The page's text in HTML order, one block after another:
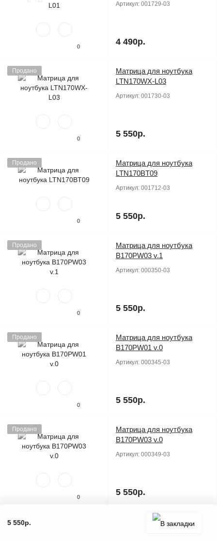
0
Артикул: 001729-03
4 490р.
Продано
0
Матрица для ноутбука
LTN170WX-L03
Артикул: 001730-03
5 550р.
Продано
0
Матрица для ноутбука
LTN170BT09
Артикул: 001712-03
5 550р.
Продано
0
Матрица для ноутбука
B170PW03 v.1
Артикул: 000350-03
5 550р.
Продано
0
Матрица для ноутбука
B170PW01 v.0
Артикул: 000345-03
5 550р.
Продано
0
Матрица для ноутбука
B170PW03 v.0
Артикул: 000349-03
5 550р.
Продано
Матрица для ноутбука
5 550р.